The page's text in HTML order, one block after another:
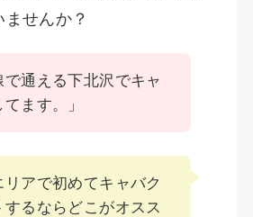
せんか？
で通える下北沢でキャ
ます。」
リアで初めてキャバク
するならどこがオスス